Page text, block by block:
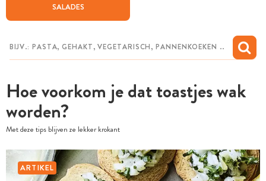
SALADES
Hoe voorkom je dat toastjes wak
worden?
Met deze tips blijven ze lekker krokant
ARTIKEL
CHAT MET MAIA
MIJN BEWAARDE RECEPTEN